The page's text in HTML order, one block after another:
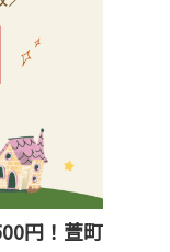
円！萱町